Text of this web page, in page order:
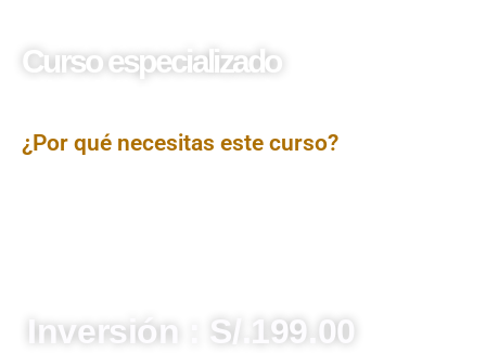
Curso especializado
¿Por qué necesitas este curso?
Inversión : S/.199.00